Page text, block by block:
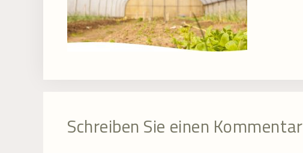
Schreiben Sie einen Kommentar